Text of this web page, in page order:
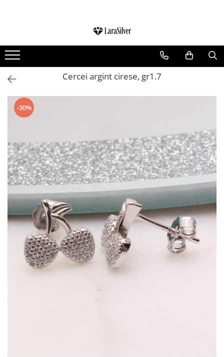
CERCEI ARGINT
BRATARI ARGINT
COLIERE ARGINT
LANTISOARE ARGINT
CRUCIULITE SI ICONITE ARGINT
BROSE ARGINT
VERIGHETE ARGINT
BIJUTERII ARGINT PENTRU COPII
BIJUTERII ARGINT PENTRU BARBATI
INELE ARGINT
marime reglabila
marimea 47
marimea 48
marimea 49
marimea 50
Cercei argint cirese, gr1.7
-30%